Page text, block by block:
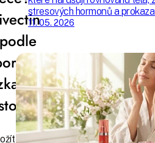
na
se
stresových hormonů a
nadměrné vypadání vlasů.
jim nejste vystaveni také.
11. 05. 2026